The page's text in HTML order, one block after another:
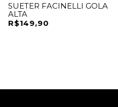
SUETER FACINELLI GOLA
ALTA
R$149,90